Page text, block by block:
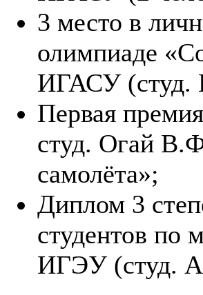
3 место в
олимпиаде
ИГАСУ (студ.
Первая
студ. Огай
самолёта»;
Диплом 3
студентов по
ИГЭУ (студ.